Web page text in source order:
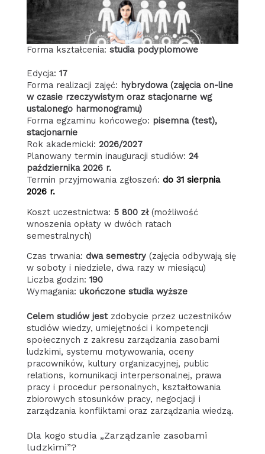
Forma kształcenia: studia podyplomowe
Edycja: 17
Forma realizacji zajęć: hybrydowa (zajęcia on-line
w czasie rzeczywistym oraz stacjonarne wg
ustalonego harmonogramu)
Forma egzaminu końcowego: pisemna (test),
stacjonarnie
Rok akademicki: 2026/2027
Planowany termin inauguracji studiów: 24
października 2026 r.
Termin przyjmowania zgłoszeń: do 31 sierpnia
2026 r.
Koszt uczestnictwa: 5 800 zł (możliwość
wnoszenia opłaty w dwóch ratach
semestralnych)
Czas trwania: dwa semestry(zajęcia odbywają się
w soboty i niedziele, dwa razy w miesiącu)
Liczba godzin: 190
Wymagania: ukończone studia wyższe
Celem studiów jest zdobycie przez uczestników
studiów wiedzy, umiejętności i kompetencji
społecznych z zakresu zarządzania zasobami
ludzkimi, systemu motywowania, oceny
pracowników, kultury organizacyjnej, public
relations, komunikacji interpersonalnej, prawa
pracy i procedur personalnych, kształtowania
zbiorowych stosunków pracy, negocjacji i
zarządzania konfliktami oraz zarządzania wiedzą.
Dla kogo studia „Zarządzanie zasobami
ludzkimi”?